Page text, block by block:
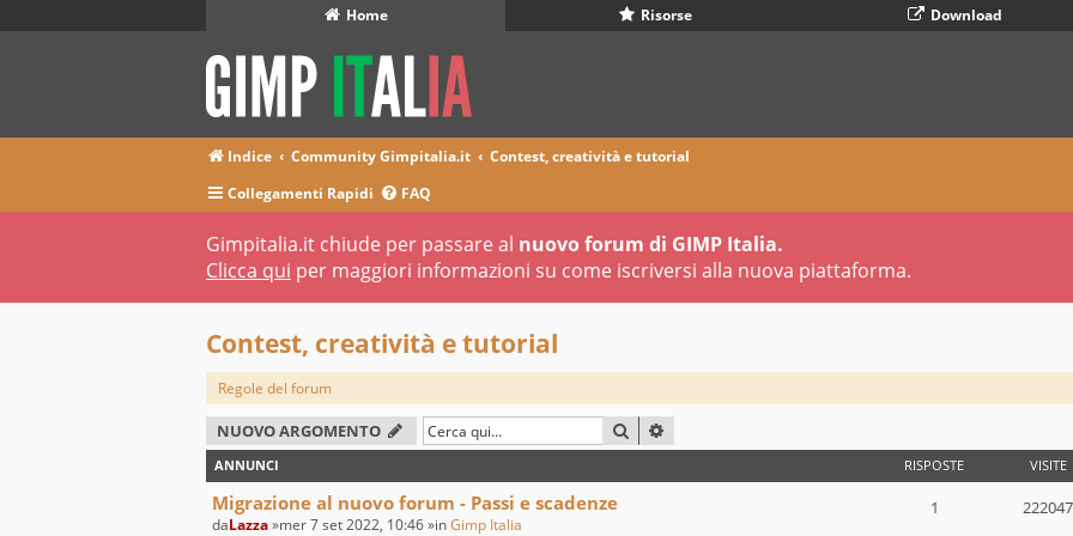
Home Risorse Download
Indice Community Gimpitalia.it
Contest, creatività e tutorial
Collegamenti Rapidi
FAQ
Gimpitalia.it chiude per passare al nuovo forum di GIMP Italia.
Clicca qui per maggiori informazioni su come iscriversi alla nuova piattaforma.
Contest, creatività e tutorial
Regole del forum
NUOVO ARGOMENTO CERCA
ANNUNCI RISPOSTE VISITE
Migrazione al nuovo forum - Passi e scadenze
daLazza»mer 7 set 2022, 10:46 »inGimp Italia
1 222047